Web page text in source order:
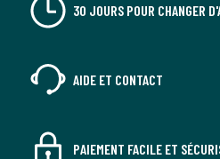
30 JOURS POUR CHANGER
AIDE ET CONTACT
PAIEMENT FACILE ET